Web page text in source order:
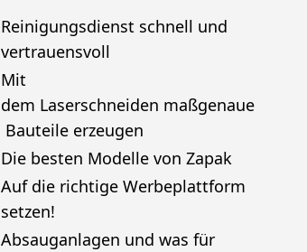
Reinigungsdienst schnell und
vertrauensvoll
Mit
dem Laserschneiden maßgenaue
Bauteile erzeugen
Die besten Modelle von Zapak
Auf die richtige Werbeplattform
setzen!
Absauganlagen und was für